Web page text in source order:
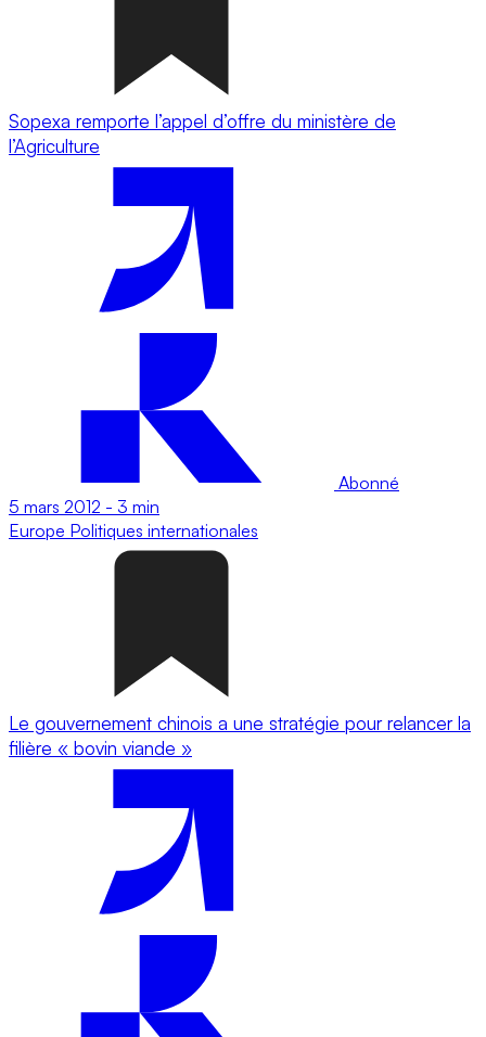
Sopexa remporte l’appel d’offre du ministère de
l’Agriculture
Abonné
5 mars 2012 - 3 min
Europe Politiques internationales
Le gouvernement chinois a une stratégie pour relancer la
filière « bovin viande »